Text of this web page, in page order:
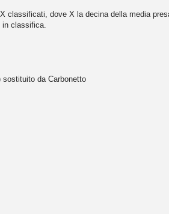
classificati, dove X la decina della media
in classifica.
da Carbonetto